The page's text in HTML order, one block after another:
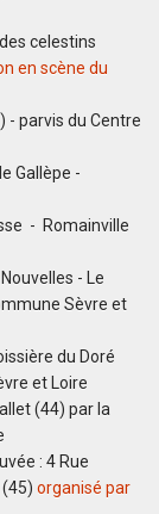
celestins
en scène du
- parvis du Centre
Gallèpe -
- Romainville
- Le
Sèvre et
du Doré
et Loire
(44) par la
: 4 Rue
organisé par